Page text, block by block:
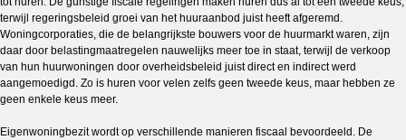
terwijl regeringsbeleid groei van het huuraanbod juist heeft afgeremd.
Woningcorporaties, die de belangrijkste bouwers voor de huurmarkt waren, zijn
daar door belastingmaatregelen nauwelijks meer toe in staat, terwijl de verkoop
van hun huurwoningen door overheidsbeleid juist direct en indirect werd
aangemoedigd. Zo is huren voor velen zelfs geen tweede keus, maar hebben ze
geen enkele keus meer.
Eigenwoningbezit wordt op verschillende manieren fiscaal bevoordeeld. De